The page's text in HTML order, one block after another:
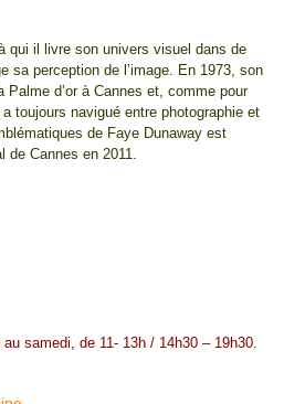
qui il livre son univers visuel dans de
sa perception de l’image. En 1973, son
Palme d’or à Cannes et, comme pour
toujours navigué entre photographie et
de Faye Dunaway est
de Cannes en 2011.
samedi, de 11- 13h / 14h30 – 19h30.